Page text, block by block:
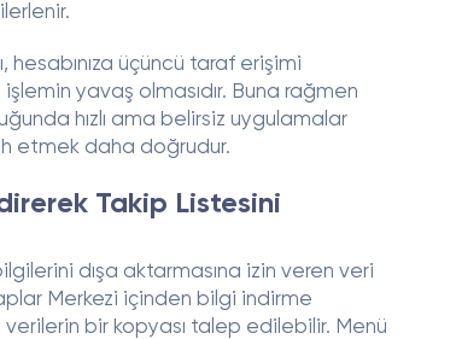
hesabınıza üçüncü taraf erişimi
yavaş olmasıdır. Buna rağmen
hızlı ama belirsiz uygulamalar
etmek daha doğrudur.
Takip Listesini
dışa aktarmasına izin veren veri
Merkezi içinden bilgi indirme
bir kopyası talep edilebilir. Menü